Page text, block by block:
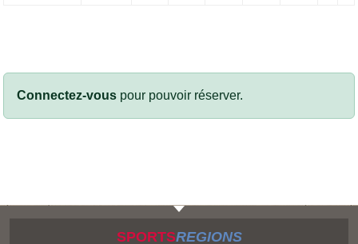
Connectez-vous pour pouvoir réserver.
SPORTSREGIONS